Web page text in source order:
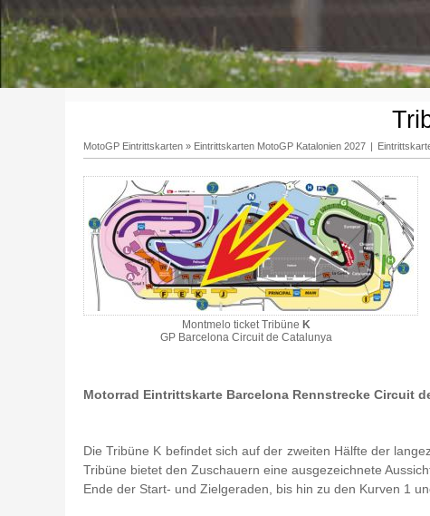
MotoGP Eintrittskarten » Eintrittskarten MotoGP Katalonien 2027 |
Montmelo ticket Tribüne K
GP Barcelona Circuit de Catalunya
Motorrad Eintrittskarte Barcelona Rennstrecke Circuit
Die Tribüne K befindet sich auf der zweiten Hälfte der
Tribüne bietet den Zuschauern eine ausgezeichnete
Ende der Start- und Zielgeraden, bis hin zu den Kurven 1